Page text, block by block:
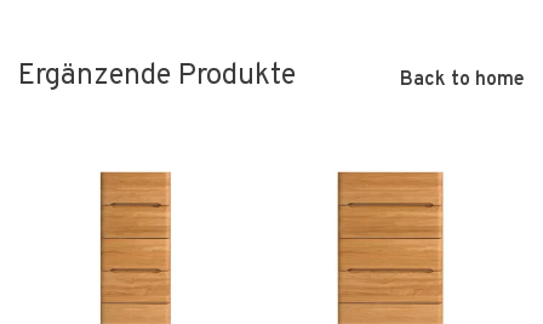
Ergänzende Produkte Back to home